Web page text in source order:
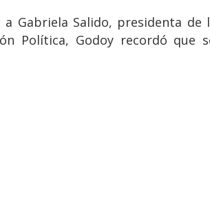
Gabriela Salido, presidenta
Política, Godoy recordó